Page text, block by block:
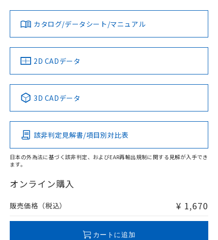
ダウンロードデータをご利用いただく前に、以下を必ずお読
みください。
ソフトウェアの使用条件
対応済み
中国 RoHS 注意事項・凡例
Pb Hg Cd Cr(VI)
O
在庫等で未対応品が混在する可能性があります。
問い合わせください。
カタログ/データシート/マニュアル
2D CADデータ
3D CADデータ
該非判定見解書/項目別対比表
日本の外為法に基づく該非判定、およびEAR再輸出規制に関する見解が入手でき
ます。
オンライン購入
販売価格（税込） ¥ 1,670
カートに追加
す。